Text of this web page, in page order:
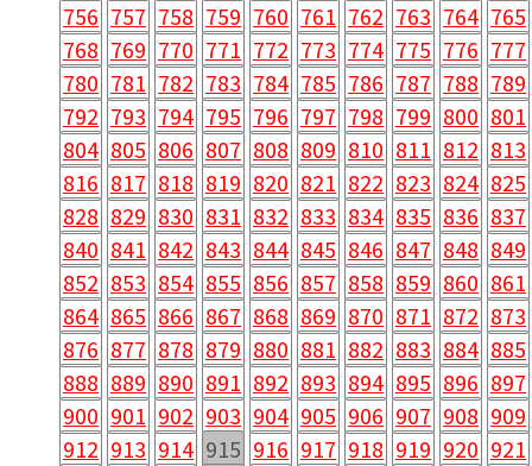
756 757 758 759 760 761 762 763 764 765
768 769 770 771 772 773 774 775 776 777
780 781 782 783 784 785 786 787 788 789
792 793 794 795 796 797 798 799 800 801
804 805 806 807 808 809 810 811 812 813
816 817 818 819 820 821 822 823 824 825
828 829 830 831 832 833 834 835 836 837
840 841 842 843 844 845 846 847 848 849
852 853 854 855 856 857 858 859 860 861
864 865 866 867 868 869 870 871 872 873
876 877 878 879 880 881 882 883 884 885
888 889 890 891 892 893 894 895 896 897
900 901 902 903 904 905 906 907 908 909
912 913 914 915 916 917 918 919 920 921